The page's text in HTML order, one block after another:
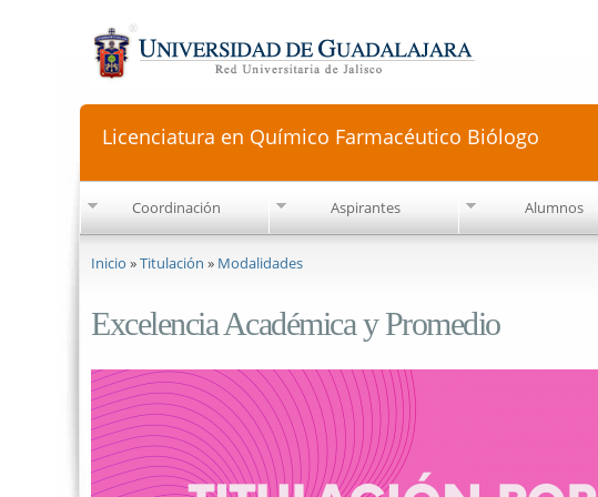
Licenciatura en Químico Farmacéutico Biólogo
Coordinación Aspirantes Alumnos
Inicio »Titulación » Modalidades
Excelencia Académica y Promedio